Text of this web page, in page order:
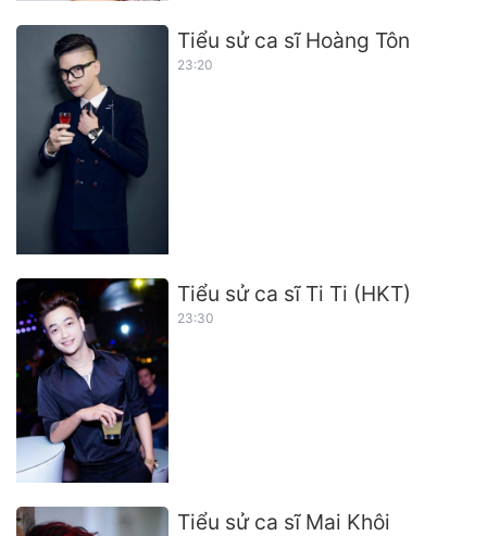
Tiểu sử ca sĩ Hoàng Tôn
23:20
Tiểu sử ca sĩ Ti Ti (HKT)
23:30
Tiểu sử ca sĩ Mai Khôi